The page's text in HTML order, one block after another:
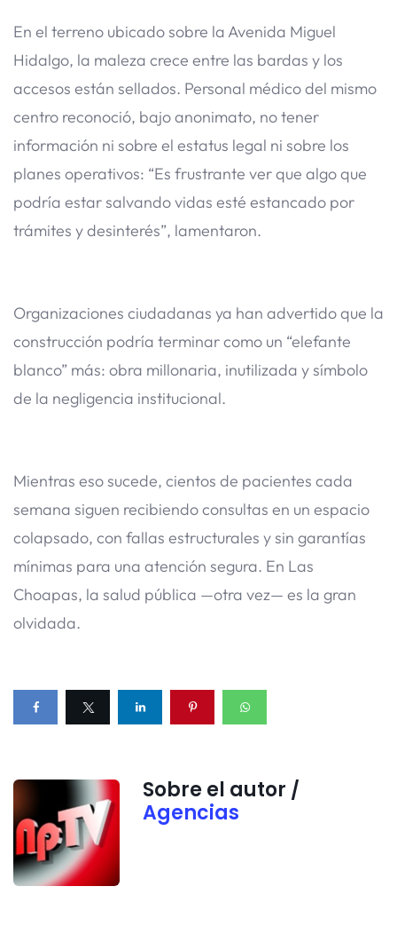
En el terreno ubicado sobre la Avenida Miguel
Hidalgo, la maleza crece entre las bardas y los
accesos están sellados. Personal médico del mismo
centro reconoció, bajo anonimato, no tener
información ni sobre el estatus legal ni sobre los
planes operativos: “Es frustrante ver que algo que
podría estar salvando vidas esté estancado por
trámites y desinterés”, lamentaron.
Organizaciones ciudadanas ya han advertido que la
construcción podría terminar como un “elefante
blanco” más: obra millonaria, inutilizada y símbolo
de la negligencia institucional.
Mientras eso sucede, cientos de pacientes cada
semana siguen recibiendo consultas en un espacio
colapsado, con fallas estructurales y sin garantías
mínimas para una atención segura. En Las
Choapas, la salud pública —otra vez— es la gran
olvidada.
Sobre el autor /
Agencias